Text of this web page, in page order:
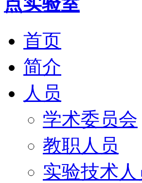
首页
简介
人员
学术委员会
教职人员
实验技术人